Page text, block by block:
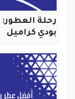
رحلة
بودي كراميل